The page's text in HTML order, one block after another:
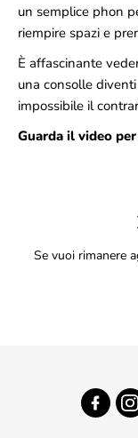
un semplice phon
riempire spazi e
È affascinante
una consolle
impossibile il
Guarda il video
Se vuoi rimanere